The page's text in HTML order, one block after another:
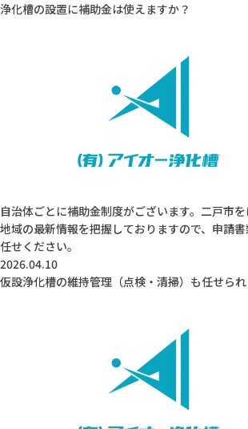
お知らせ
アイオー浄化槽公式SNS
会社Instagram
浄化槽の設置に補助金は使えますか？
自治体ごとに補助金制度がございます。二戸市
地域の最新情報を把握しておりますので、申請
任せください。
2026.04.10
仮設浄化槽の維持管理（点検・清掃）も任せられ